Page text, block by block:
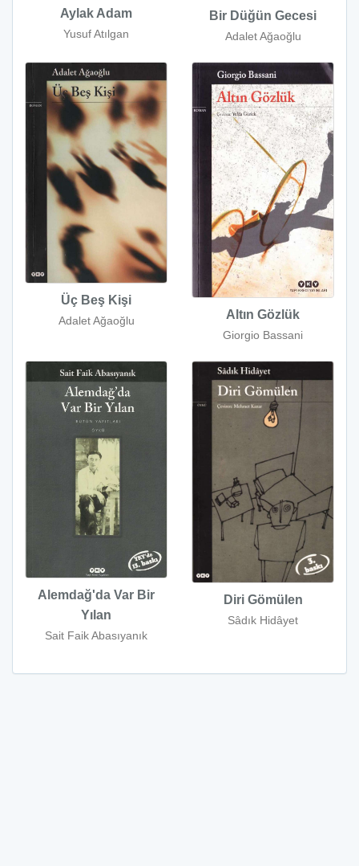
Aylak Adam
Yusuf Atılgan
Bir Düğün Gecesi
Adalet Ağaoğlu
Üç Beş Kişi
Adalet Ağaoğlu Altın Gözlük
Giorgio Bassani
Alemdağ'da Var Bir
Yılan
Sait Faik Abasıyanık
Diri Gömülen
Sâdık Hidâyet